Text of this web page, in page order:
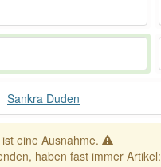
Sankra Duden
eine Ausnahme.
haben fast immer Artikel: